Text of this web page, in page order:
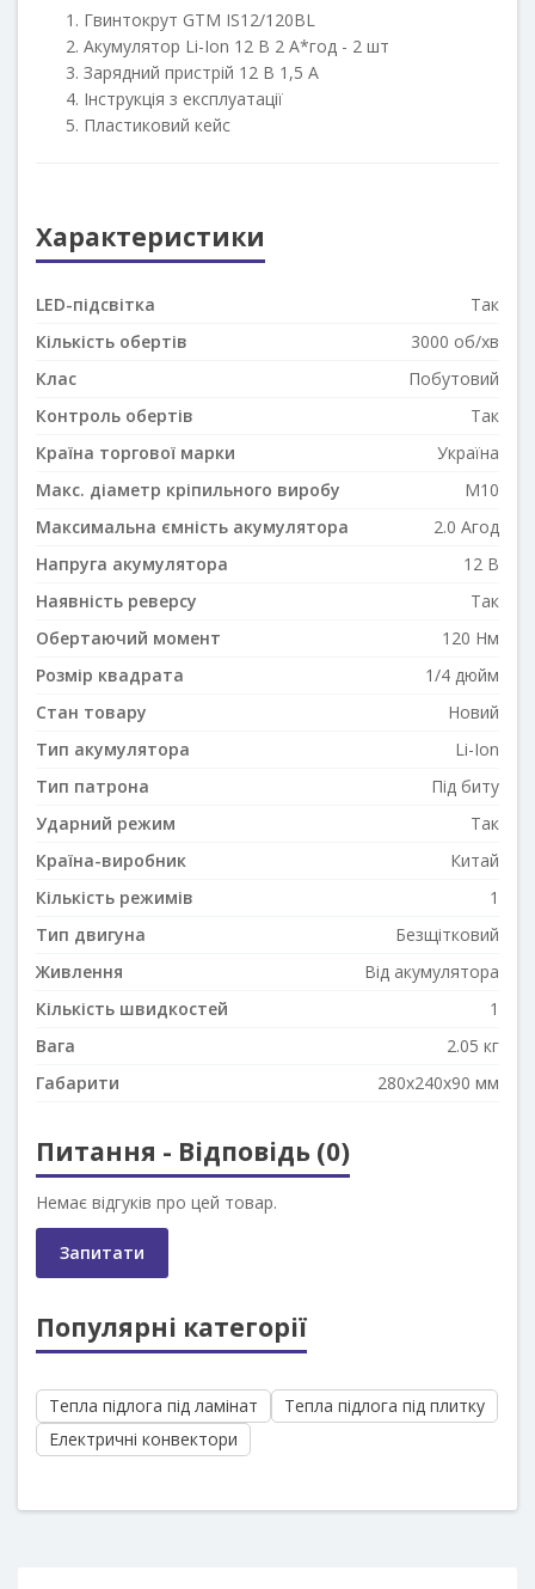
Гвинтокрут GTM IS12/120BL
Акумулятор Li-Ion 12 В 2 А*год - 2 шт
Зарядний пристрій 12 В 1,5 А
Інструкція з експлуатації
Пластиковий кейс
Характеристики
LED-підсвітка
Так
Кількість обертів
3000 об/хв
Клас
Побутовий
Контроль обертів
Так
Країна торгової марки
Україна
Макс. діаметр кріпильного виробу
M10
Максимальна ємність акумулятора
2.0 Агод
Напруга акумулятора
12 В
Наявність реверсу
Так
Обертаючий момент
120 Нм
Розмір квадрата
1/4 дюйм
Стан товару
Новий
Тип акумулятора
Li-Ion
Тип патрона
Під биту
Ударний режим
Так
Країна-виробник
Китай
Кількість режимів
1
Тип двигуна
Безщітковий
Живлення
Від акумулятора
Кількість швидкостей
1
Вага
2.05 кг
Габарити
280x240x90 мм
Питання - Відповідь (0)
Немає відгуків про цей товар.
Запитати
Популярні категорії
Тепла підлога під ламінат
Тепла підлога під плитку
Електричні конвектори